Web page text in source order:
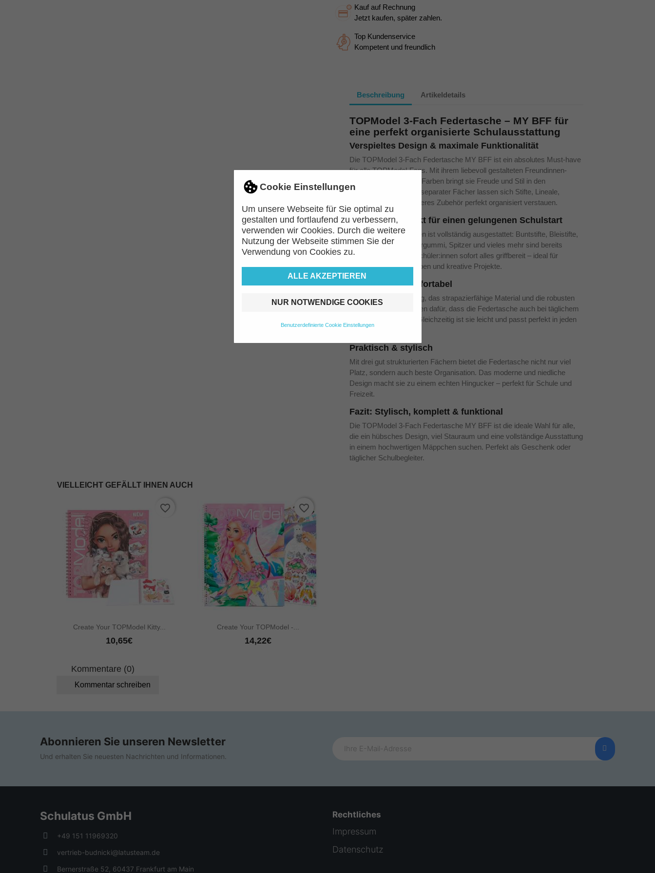
Cookie Einstellungen
Um unsere Webseite für Sie optimal zu
gestalten und fortlaufend zu verbessern,
verwenden wir Cookies. Durch die weitere
Nutzung der Webseite stimmen Sie der
Verwendung von Cookies zu.
ALLE AKZEPTIEREN
NUR NOTWENDIGE COOKIES
Benutzerdefinierte Cookie Einstellungen
Kauf auf Rechnung
Jetzt kaufen, später zahlen.
Top Kundenservice
Kompetent und freundlich
Beschreibung Artikeldetails
TOPModel 3-Fach Federtasche – MY BFF für
eine perfekt organisierte Schulausstattung
Verspieltes Design & maximale Funktionalität
Die TOPModel 3-Fach Federtasche MY BFF ist ein absolutes Must-have
für alle TOPModel-Fans. Mit ihrem liebevoll gestalteten Freundinnen-
Motiv und den sanften Farben bringt sie Freude und Stil in den
Schulalltag. Dank drei separater Fächer lassen sich Stifte, Lineale,
Radiergummi und weiteres Zubehör perfekt organisiert verstauen.
Komplett bestückt für einen gelungenen Schulstart
Dieses Federmäppchen ist vollständig ausgestattet: Buntstifte, Bleistifte,
Filzstifte, Lineal, Radiergummi, Spitzer und vieles mehr sind bereits
enthalten. So haben Schüler:innen sofort alles griffbereit – ideal für
Unterricht, Hausaufgaben und kreative Projekte.
Langlebig & komfortabel
Die stabile Verarbeitung, das strapazierfähige Material und die robusten
Reißverschlüsse sorgen dafür, dass die Federtasche auch bei täglichem
Gebrauch lange hält. Gleichzeitig ist sie leicht und passt perfekt in jeden
Schulranzen.
Praktisch & stylisch
Mit drei gut strukturierten Fächern bietet die Federtasche nicht nur viel
Platz, sondern auch beste Organisation. Das moderne und niedliche
Design macht sie zu einem echten Hingucker – perfekt für Schule und
Freizeit.
Fazit: Stylisch, komplett & funktional
Die TOPModel 3-Fach Federtasche MY BFF ist die ideale Wahl für alle,
die ein hübsches Design, viel Stauraum und eine vollständige Ausstattung
in einem hochwertigen Mäppchen suchen. Perfekt als Geschenk oder
täglicher Schulbegleiter.
VIELLEICHT GEFÄLLT IHNEN AUCH
Vorschau
Create Your TOPModel Kitty...
10,65€
favorite_border
Vorschau
Create Your TOPModel -...
14,22€
favorite_border
Kommentare (0)
Kommentar schreiben
Abonnieren Sie unseren Newsletter
Und erhalten Sie neuesten Nachrichten und Informationen.
Schulatus GmbH
+49 151 11969320
vertrieb-budnicki@latusteam.de
Bernerstraße 52, 60437 Frankfurt am Main
Rechtliches
Impressum
Datenschutz